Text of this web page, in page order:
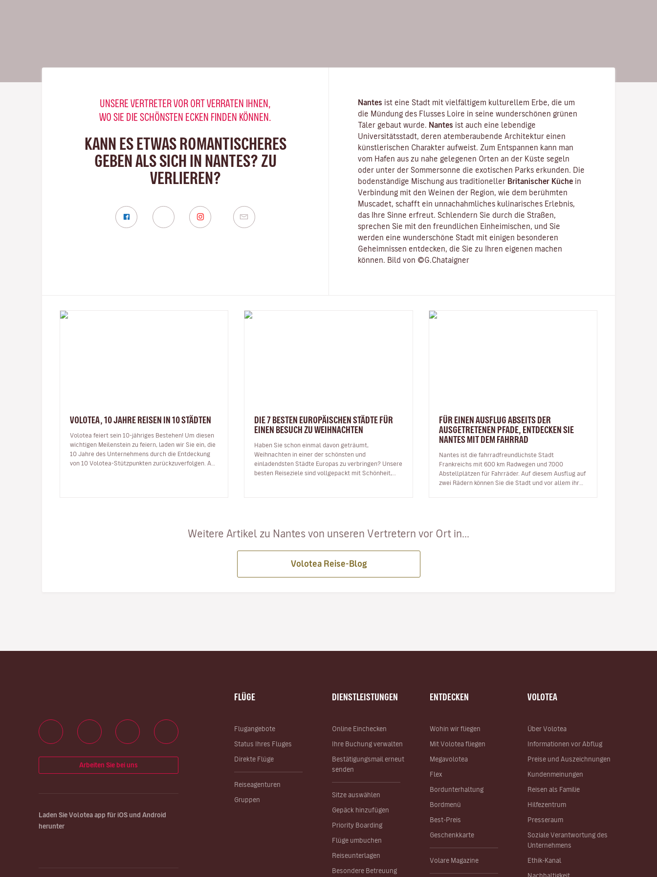
UNSERE VERTRETER VOR ORT VERRATEN IHNEN,
WO SIE DIE SCHÖNSTEN ECKEN FINDEN KÖNNEN.
KANN ES ETWAS ROMANTISCHERES
GEBEN ALS SICH IN NANTES? ZU
VERLIEREN?
Nantes ist eine Stadt mit vielfältigem kulturellem Erbe, die um
die Mündung des Flusses Loire in seine wunderschönen grünen
Täler gebaut wurde.
Nantes ist auch eine lebendige
Universitätsstadt , deren atemberaubende Architektur einen
künstlerischen Charakter aufweist. Zum Entspannen kann man
vom Hafen aus zu nahe gelegenen Orten an der Küste segeln
oder unter der Sommersonne die exotischen Parks erkunden. Die
bodenständige Mischung aus traditioneller Britanischer Küche in
Verbindung mit den Weinen der Region, wie dem berühmten
Muscadet , schafft ein unnachahmliches kulinarisches Erlebnis,
das Ihre Sinne erfreut. Schlendern Sie durch die Straßen,
sprechen Sie mit den freundlichen Einheimischen, und Sie
werden eine wunderschöne Stadt mit einigen besonderen
Geheimnissen entdecken, die Sie zu Ihren eigenen machen
können. Bild von ©G.Chataigner
VOLOTEA, 10 JAHRE REISEN IN 10 STÄDTEN
Volotea feiert sein 10-jähriges Bestehen! Um diesen
wichtigen Meilenstein zu feiern, laden wir Sie ein, die
10 Jahre des Unternehmens durch die Entdeckung
von 10 Volotea-Stützpunkten zurückzuverfolgen. Am
DIE 7 BESTEN EUROPÄISCHEN STÄDTE FÜR
EINEN BESUCH ZU WEIHNACHTEN
Haben Sie schon einmal davon geträumt,
Weihnachten in einer der schönsten und
einladendsten Städte Europas zu verbringen? Unsere
besten Reiseziele sind vollgepackt mit Schönheit,
FÜR EINEN AUSFLUG ABSEITS DER
AUSGETRETENEN PFADE, ENTDECKEN SIE
NANTES MIT DEM FAHRRAD
Nantes ist die fahrradfreundlichste Stadt
Frankreichs mit 600 km Radwegen und 7.000
Abstellplätzen für Fahrräder. Auf diesem Ausflug auf
zwei Rädern können Sie die Stadt und vor allem ihre
Weitere Artikel zu Nantes von unseren Vertretern vor Ort in...
Volotea Reise-Blog
FLÜGE
Flugangebote
Status Ihres Fluges
Direkte Flüge
Reiseagenturen
Gruppen
DIENSTLEISTUNGEN
Online Einchecken
Ihre Buchung verwalten
Bestätigungsmail erneut
senden
Sitze auswählen
Gepäck hinzufügen
Priority Boarding
Flüge umbuchen
Reiseunterlagen
Besondere Betreuung
ENTDECKEN
Wohin wir fliegen
Mit Volotea fliegen
Megavolotea
Flex
Bordunterhaltung
Bordmenü
Best-Preis
Geschenkkarte
Volare Magazine
VOLOTEA
Über Volotea
Informationen vor Abflug
Preise und Auszeichnungen
Kundenmeinungen
Reisen als Familie
Hilfezentrum
Presseraum
Soziale Verantwortung des
Unternehmens
Ethik-Kanal
Arbeiten Sie bei uns
Laden Sie Volotea app für iOS und Android
herunter